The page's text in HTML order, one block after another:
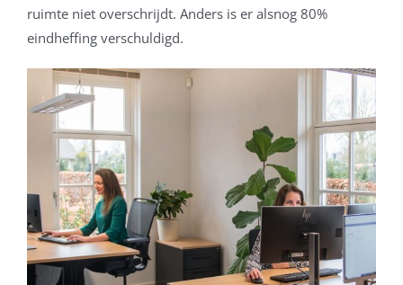
ruimte niet overschrijdt. Anders is er alsnog 80%
eindheffing verschuldigd.